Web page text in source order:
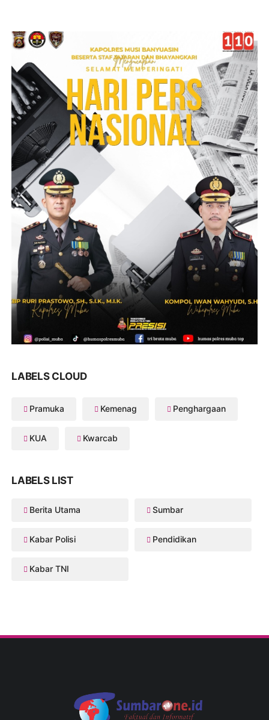
LABELS CLOUD
Pramuka Kemenag Penghargaan
KUA Kwarcab
LABELS LIST
Berita Utama Sumbar
Kabar Polisi Pendidikan
Kabar TNI